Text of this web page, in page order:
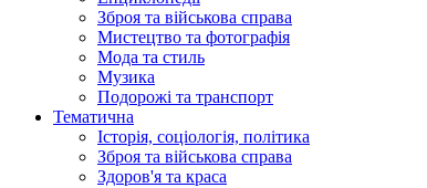
Зброя та військова справа
Мистецтво та фотографія
Мода та стиль
Музика
Подорожі та транспорт
Тематична
Історія, соціологія, політика
Зброя та військова справа
Здоров'я та краса